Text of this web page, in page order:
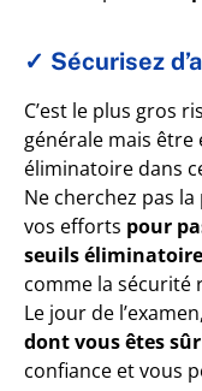
✓ Sécurisez
C’est le plus gros
générale mais
éliminatoire dans
Ne cherchez pas
vos efforts pour
seuils
comme la sécurité
Le jour de l’examen,
dont vous êtes sûr
confiance et vous